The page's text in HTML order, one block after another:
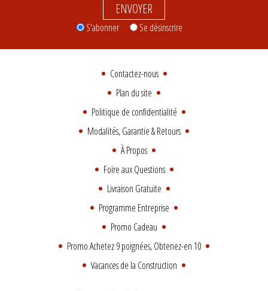
ENVOYER
S'abonner Se désinscrire
Contactez-nous
Plan du site
Politique de confidentialité
Modalités, Garantie & Retours
À Propos
Foire aux Questions
Livraison Gratuite
Programme Entreprise
Promo Cadeau
Promo Achetez 9 poignées, Obtenez-en 10
Vacances de la Construction